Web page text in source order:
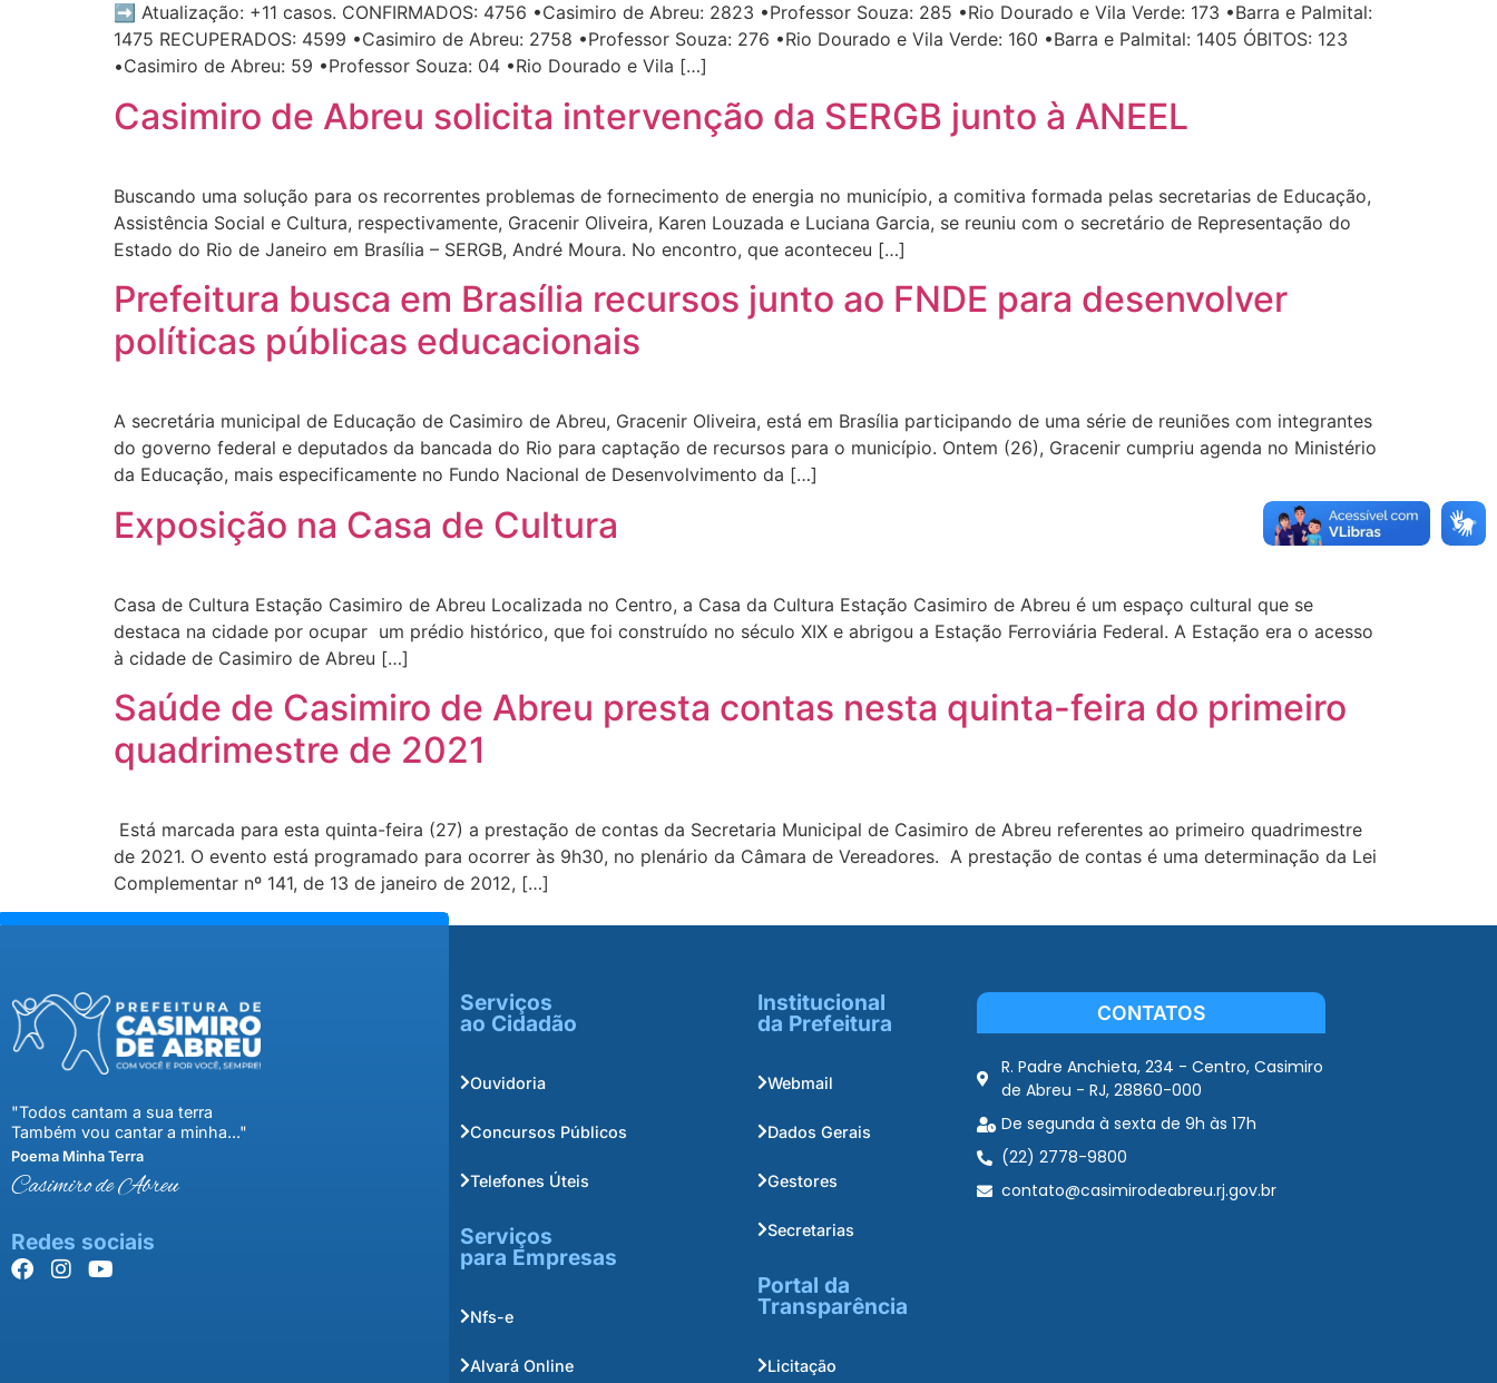
➡️ Atualização: +11 casos. CONFIRMADOS: 4756 •Casimiro de Abreu: 2823 •Professor Souza: 285 •Rio Dourado e Vila Verde: 173 •Barra e Palmital:
1475 RECUPERADOS: 4599 •Casimiro de Abreu: 2758 •Professor Souza: 276 •Rio Dourado e Vila Verde: 160 •Barra e Palmital: 1405 ÓBITOS: 123
•Casimiro de Abreu: 59 •Professor Souza: 04 •Rio Dourado e Vila […]
Casimiro de Abreu solicita intervenção da SERGB junto à ANEEL
Buscando uma solução para os recorrentes problemas de fornecimento de energia no município, a comitiva formada pelas secretarias de Educação,
Assistência Social e Cultura, respectivamente, Gracenir Oliveira, Karen Louzada e Luciana Garcia, se reuniu com o secretário de Representação do
Estado do Rio de Janeiro em Brasília – SERGB, André Moura. No encontro, que aconteceu […]
Prefeitura busca em Brasília recursos junto ao FNDE para desenvolver
políticas públicas educacionais
A secretária municipal de Educação de Casimiro de Abreu, Gracenir Oliveira, está em Brasília participando de uma série de reuniões com integrantes
do governo federal e deputados da bancada do Rio para captação de recursos para o município. Ontem (26), Gracenir cumpriu agenda no Ministério
da Educação, mais especificamente no Fundo Nacional de Desenvolvimento da […]
Exposição na Casa de Cultura
Casa de Cultura Estação Casimiro de Abreu Localizada no Centro, a Casa da Cultura Estação Casimiro de Abreu é um espaço cultural que se
destaca na cidade por ocupar um prédio histórico, que foi construído no século XIX e abrigou a Estação Ferroviária Federal. A Estação era o acesso
à cidade de Casimiro de Abreu […]
Saúde de Casimiro de Abreu presta contas nesta quinta-feira do primeiro
quadrimestre de 2021
Está marcada para esta quinta-feira (27) a prestação de contas da Secretaria Municipal de Casimiro de Abreu referentes ao primeiro quadrimestre
de 2021. O evento está programado para ocorrer às 9h30, no plenário da Câmara de Vereadores. A prestação de contas é uma determinação da Lei
Complementar nº 141, de 13 de janeiro de 2012, […]
"Todos cantam a sua terra
Também vou cantar a minha..."
Poema Minha Terra
Casimiro de Abreu
Redes sociais
Serviços
ao Cidadão
Ouvidoria
Concursos Públicos
Telefones Úteis
Serviços
para Empresas
Nfs-e
Alvará Online
Institucional
da Prefeitura
Webmail
Dados Gerais
Gestores
Secretarias
Portal da
Transparência
Licitação
CONTATOS
R. Padre Anchieta, 234 - Centro, Casimiro
de Abreu - RJ, 28860-000
De segunda à sexta de 9h às 17h
(22) 2778-9800
contato@casimirodeabreu.rj.gov.br